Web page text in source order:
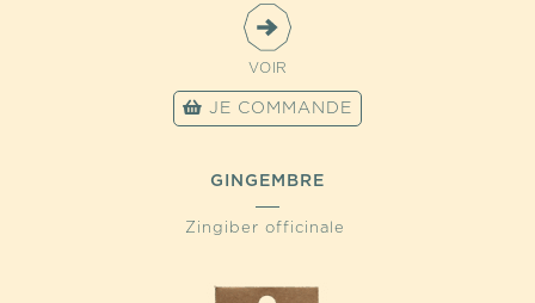
VOIR
JE COMMANDE
GINGEMBRE
Zingiber officinale